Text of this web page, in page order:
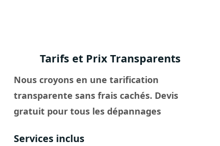
Tarifs et Prix Transparents
Nous croyons en une tarification
transparente sans frais cachés. Devis
gratuit pour tous les dépannages
Services inclus